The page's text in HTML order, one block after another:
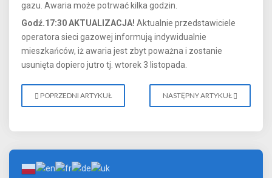
gazu. Awaria może potrwać kilka godzin.
Godź.17:30 AKTUALIZACJA! Aktualnie przedstawiciele
operatora sieci gazowej informują indywidualnie
mieszkańców, iż awaria jest zbyt poważna i zostanie
usunięta dopiero jutro tj. wtorek 3 listopada.
POPRZEDNI ARTYKUŁ NASTĘPNY ARTYKUŁ